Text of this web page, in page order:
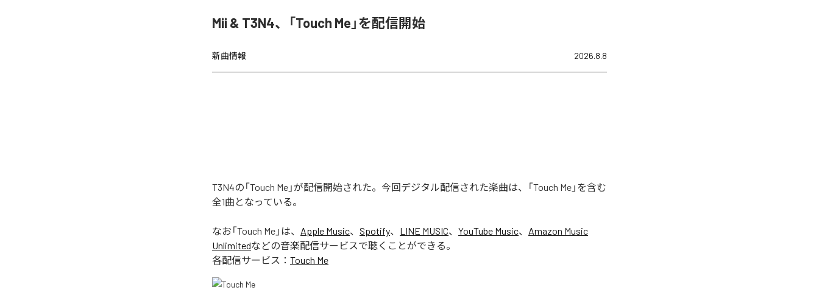
Mii & T3N4、「Touch Me」を配信開始
新曲情報 2026.8.8
T3N4の「Touch Me」が配信開始された。今回デジタル配信された楽曲は、「Touch Me」を含む
全1曲となっている。
なお「Touch Me 」は、 Apple Music、 Spotify、 LINE MUSIC、 YouTube Music、 Amazon Music
Unlimitedなどの音楽配信サービスで聴くことができる。
各配信サービス： Touch Me